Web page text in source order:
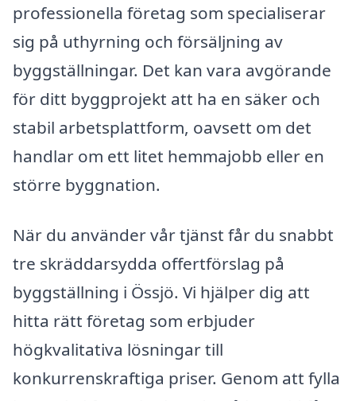
professionella företag som specialiserar
sig på uthyrning och försäljning av
byggställningar. Det kan vara avgörande
för ditt byggprojekt att ha en säker och
stabil arbetsplattform, oavsett om det
handlar om ett litet hemmajobb eller en
större byggnation.
När du använder vår tjänst får du snabbt
tre skräddarsydda offertförslag på
byggställning i Össjö. Vi hjälper dig att
hitta rätt företag som erbjuder
högkvalitativa lösningar till
konkurrenskraftiga priser. Genom att fylla